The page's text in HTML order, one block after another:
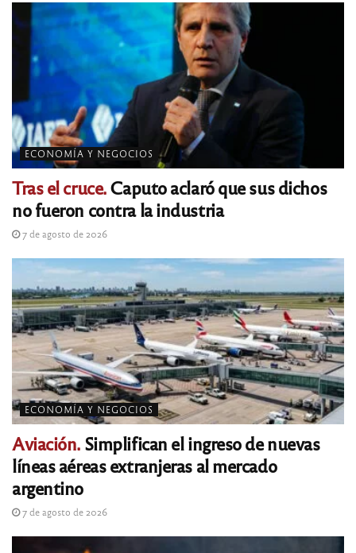
ECONOMÍA Y NEGOCIOS
Tras el cruce.Caputo aclaró que sus dichos
no fueron contra la industria
7 de agosto de 2026
ECONOMÍA Y NEGOCIOS
Aviación. Simplifican el ingreso de nuevas
líneas aéreas extranjeras al mercado
argentino
7 de agosto de 2026